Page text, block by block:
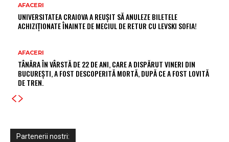
AFACERI
UNIVERSITATEA CRAIOVA A REUȘIT SĂ ANULEZE BILETELE
ACHIZIȚIONATE ÎNAINTE DE MECIUL DE RETUR CU LEVSKI SOFIA!
AFACERI
TÂNĂRA ÎN VÂRSTĂ DE 22 DE ANI, CARE A DISPĂRUT VINERI DIN
BUCUREȘTI, A FOST DESCOPERITĂ MORTĂ, DUPĂ CE A FOST LOVITĂ
DE TREN.
Partenerii nostri: